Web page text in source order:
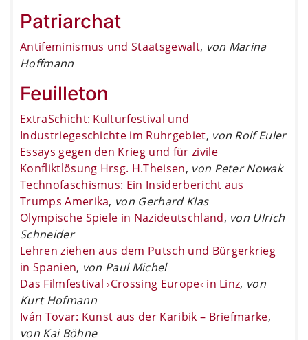
Patriarchat
Antifeminismus und Staatsgewalt, von Marina
Hoffmann
Feuilleton
ExtraSchicht: Kulturfestival und
Industriegeschichte im Ruhrgebiet, von Rolf Euler
Essays gegen den Krieg und für zivile
Konfliktlösung Hrsg. H.Theisen, von Peter Nowak
Technofaschismus: Ein Insiderbericht aus
Trumps Amerika, von Gerhard Klas
Olympische Spiele in Nazideutschland, von Ulrich
Schneider
Lehren ziehen aus dem Putsch und Bürgerkrieg
in Spanien, von Paul Michel
Das Filmfestival ›Crossing Europe‹ in Linz, von
Kurt Hofmann
Iván Tovar: Kunst aus der Karibik – Briefmarke,
von Kai Böhne